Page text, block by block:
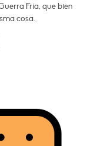
Fría, que bien
cosa.